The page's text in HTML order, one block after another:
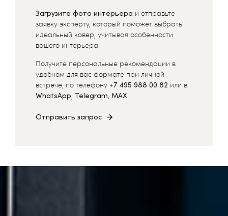
Загрузите фото интерьера и отправьте
заявку эксперту, который поможет выбрать
идеальный ковер, учитывая особенности
вашего интерьера.
Получите персональные рекомендации в
удобном для вас формате при личной
встрече, по телефону +7 495 988 00 82 или в
WhatsApp, Telegram, MAX
Отправить запрос